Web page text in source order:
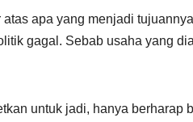
apa yang menjadi
gagal. Sebab usaha yang
untuk jadi, hanya berharap